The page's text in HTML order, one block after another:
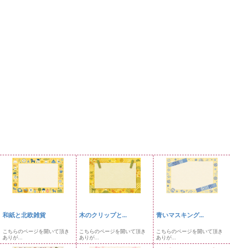
和紙と北欧雑貨
こちらのページを開いて頂き
ありが...
木のクリップと...
こちらのページを開いて頂き
ありが...
青いマスキング...
こちらのページを開いて頂き
ありが...